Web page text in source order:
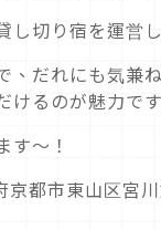
し切り宿を運営
、だれにも気兼
けるのが魅力です
す～！
都市東山区宮